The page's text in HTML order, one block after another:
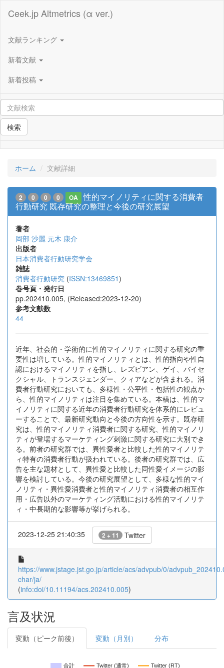
Ceek.jp Altmetrics (α ver.)
文献ランキング
新着文献
新着投稿
検索
ホーム 文献詳細
2 0 0 0 OA
性的マイノリティに関する消費者
行動研究 既存研究の整理と今後の研究展望
著者
岡部 沙麗 元木 康介
出版者
日本消費者行動研究学会
雑誌
消費者行動研究 (ISSN:13469851)
巻号頁・発行日
pp.202410.005, (Released:2023-12-20)
参考文献数
44
近年、社会的・学術的に性的マイノリティに関する研究の重
要性は増している。性的マイノリティとは、性的指向や性自
認におけるマイノリティを指し、レズビアン、ゲイ、バイセ
クシャル、トランスジェンダー、クィアなどが含まれる。消
費者行動研究においても、多様性・公平性・包括性の観点か
ら、性的マイノリティは注目を集めている。本稿は、性的マ
イノリティに関する近年の消費者行動研究を体系的にレビュ
ーすることで、最新研究動向と今後の方向性を示す。既存研
究は、性的マイノリティ消費者に関する研究、性的マイノリ
ティが登場するマーケティング刺激に関する研究に大別でき
る。前者の研究群では、異性愛者と比較した性的マイノリテ
ィ特有の消費者行動が扱われている。後者の研究群では、広
告を主な題材として、異性愛と比較した同性愛イメージの影
響を検討している。今後の研究展望として、多様な性的マイ
ノリティ・異性愛消費者と性的マイノリティ消費者の相互作
用・広告以外のマーケティング活動における性的マイノリテ
ィ・中長期的な影響等が挙げられる。
2023-12-25 21:40:35 2 + 11 Twitter
https://www.jstage.jst.go.jp/article/acs/advpub/0/
char/ja/
(info:doi/10.11194/acs.202410.005)
言及状況
変動（ピーク前後） 変動（月別） 分布
合計 Twitter (通常) Twitter (RT)